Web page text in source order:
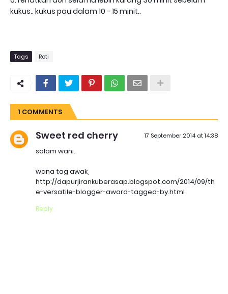
kukus.. kukus pau dalam 10 - 15 minit..
Tags Roti
1 COMMENTS
Sweet red cherry 17 September 2014 at 14:38
salam wani..
wana tag awak,
http://dapurjirankuberasap.blogspot.com/2014/09/th
e-versatile-blogger-award-tagged-by.html
Reply